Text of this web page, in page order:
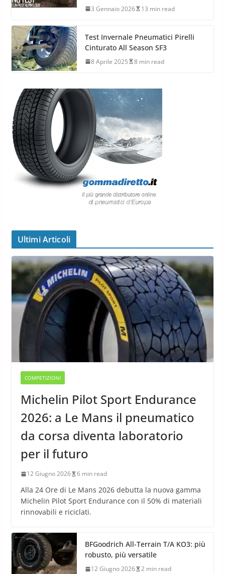
3 Gennaio 2026 13 min read
Test Invernale Pneumatici Pirelli
Cinturato All Season SF3
8 Aprile 2025 8 min read
Ultimi Articoli
COMPETIZIONI
Michelin Pilot Sport Endurance
2026: a Le Mans il pneumatico
da corsa diventa laboratorio
per il futuro
12 Giugno 2026 6 min read
Alla 24 Ore di Le Mans 2026 debutta la nuova gamma
Michelin Pilot Sport Endurance con il 50% di materiali
rinnovabili e riciclati.
BFGoodrich All-Terrain T/A KO3: più
robusto, più versatile
12 Giugno 2026 2 min read